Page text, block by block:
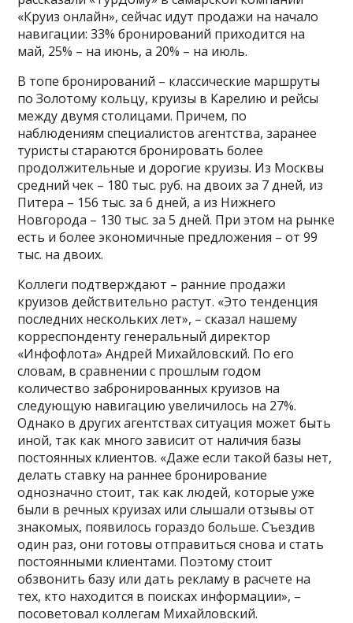
«Круиз онлайн», сейчас идут продажи на начало
навигации: 33% бронирований приходится на
май, 25% – на июнь, а 20% – на июль.
В топе бронирований – классические маршруты
по Золотому кольцу, круизы в Карелию и рейсы
между двумя столицами. Причем, по
наблюдениям специалистов агентства, заранее
туристы стараются бронировать более
продолжительные и дорогие круизы. Из Москвы
средний чек – 180 тыс. руб. на двоих за 7 дней, из
Питера – 156 тыс. за 6 дней, а из Нижнего
Новгорода – 130 тыс. за 5 дней. При этом на рынке
есть и более экономичные предложения – от 99
тыс. на двоих.
Коллеги подтверждают – ранние продажи
круизов действительно растут. «Это тенденция
последних нескольких лет», – сказал нашему
корреспонденту генеральный директор
«Инфофлота» Андрей Михайловский. По его
словам, в сравнении с прошлым годом
количество забронированных круизов на
следующую навигацию увеличилось на 27%.
Однако в других агентствах ситуация может быть
иной, так как много зависит от наличия базы
постоянных клиентов. «Даже если такой базы нет,
делать ставку на раннее бронирование
однозначно стоит, так как людей, которые уже
были в речных круизах или слышали отзывы от
знакомых, появилось гораздо больше. Съездив
один раз, они готовы отправиться снова и стать
постоянными клиентами. Поэтому стоит
обзвонить базу или дать рекламу в расчете на
тех, кто находится в поисках информации», –
посоветовал коллегам Михайловский.